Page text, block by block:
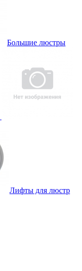
Большие люстры
Лифты для люстр